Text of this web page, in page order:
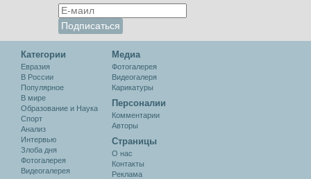
Категории
Евразия
В России
Популярное
В мире
Образование и Наука
Спорт
Анализ
Интервью
Злоба дня
Фотогалерея
Видеогалерея
Медиа
Фотогалерея
Видеогалеря
Карикатуры
Персоналии
Комментарии
Авторы
Cтраницы
О нас
Контакты
Реклама